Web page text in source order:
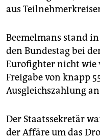
aus
Beemelmans stand
den Bundestag bei
Eurofighter nicht wie
Freigabe von knapp
Ausgleichszahlung
Der Staatssekretär
der Affäre um das